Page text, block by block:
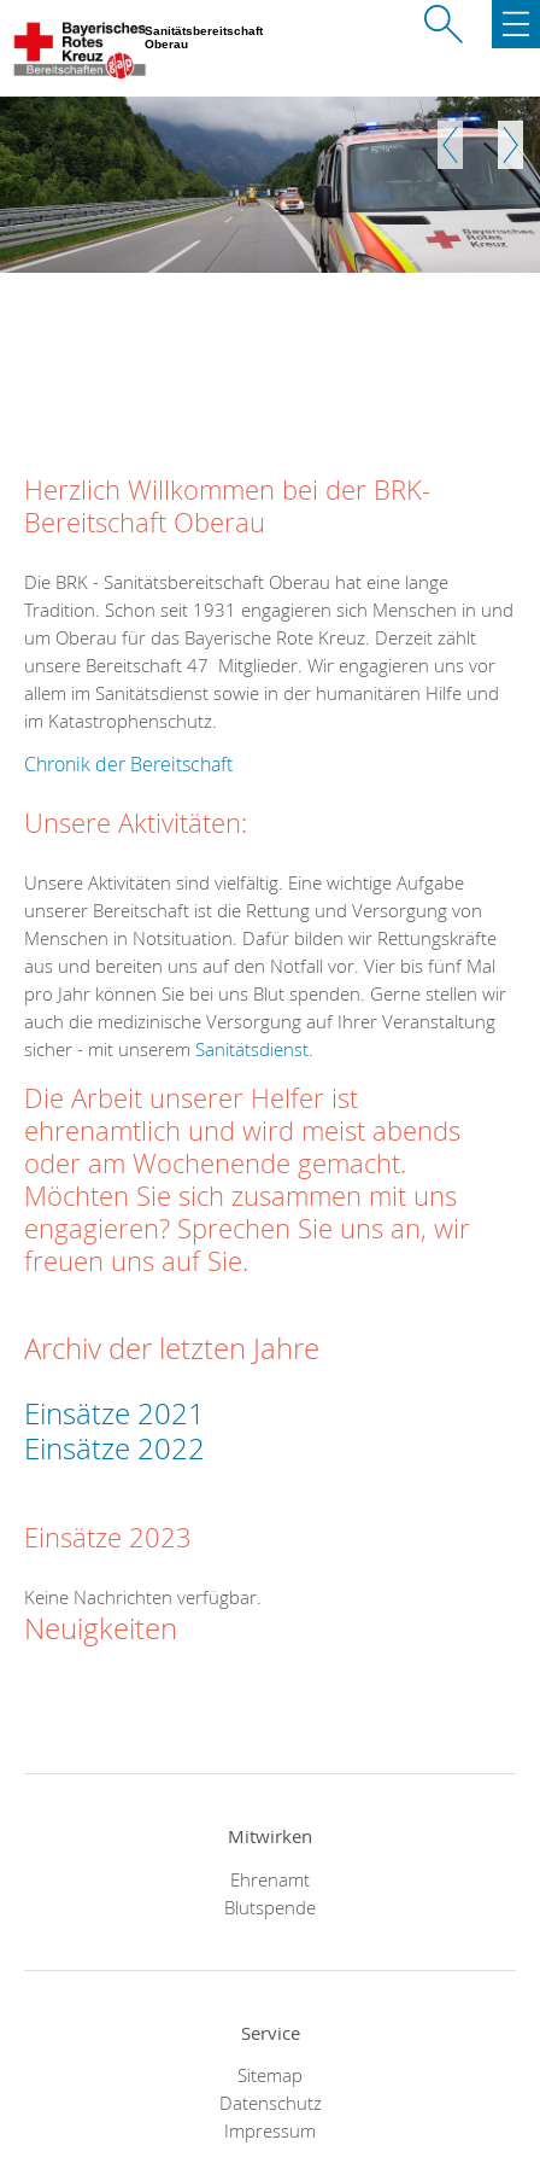
Sanitätsbereitschaft
Oberau
Zurück
Herzlich Willkommen bei der BRK-
Bereitschaft Oberau
Die BRK - Sanitätsbereitschaft Oberau hat eine lange
Tradition. Schon seit 1931 engagieren sich Menschen in und
um Oberau für das Bayerische Rote Kreuz. Derzeit zählt
unsere Bereitschaft 47 Mitglieder. Wir engagieren uns vor
allem im Sanitätsdienst sowie in der humanitären Hilfe und
im Katastrophenschutz.
Chronik der Bereitschaft
Unsere Aktivitäten:
Unsere Aktivitäten sind vielfältig. Eine wichtige Aufgabe
unserer Bereitschaft ist die Rettung und Versorgung von
Menschen in Notsituation. Dafür bilden wir Rettungskräfte
aus und bereiten uns auf den Notfall vor. Vier bis fünf Mal
pro Jahr können Sie bei uns Blut spenden. Gerne stellen wir
auch die medizinische Versorgung auf Ihrer Veranstaltung
sicher - mit unserem Sanitätsdienst.
Die Arbeit unserer Helfer ist
ehrenamtlich und wird meist abends
oder am Wochenende gemacht.
Möchten Sie sich zusammen mit uns
engagieren? Sprechen Sie uns an, wir
freuen uns auf Sie.
Archiv der letzten Jahre
Einsätze 2021
Einsätze 2022
Einsätze 2023
Keine Nachrichten verfügbar.
Neuigkeiten
Mitwirken
Ehrenamt
Blutspende
Service
Sitemap
Datenschutz
Impressum